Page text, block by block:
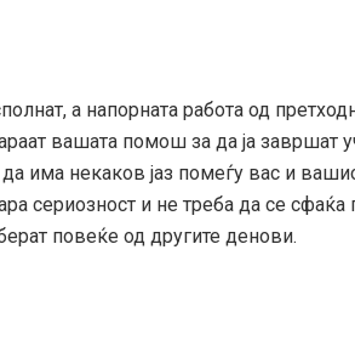
а напорната работа од
вашата помош за да ја завршат
има некаков јаз помеѓу вас и
сериозност и не треба да се
повеќе од другите денови.